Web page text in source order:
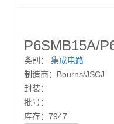
P6SMB15A/
类别： 集成电路
制造商：Bourns/JSCJ
封装：
批号：
库存：7947